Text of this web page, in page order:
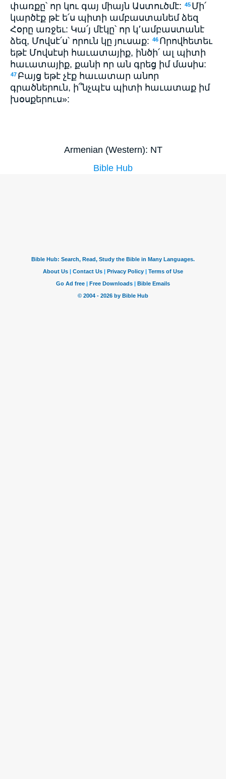
փառքը՝ որ կու գայ միայն Աստուծմէ: 45 Մի՛
կարծէք թէ ե՛ս պիտի ամբաստանեմ ձեզ
Հօրը առջեւ: Կա՛յ մէկը՝ որ կ՚ամբաստանէ
ձեզ, Մովսէ՛ս՝ որուն կը յուսաք: 46 Որովհետեւ
եթէ Մովսէսի հաւատայիք, ինծի՛ ալ պիտի
հաւատայիք, քանի որ ան գրեց իմ մասիս:
47 Բայց եթէ չէք հաւատար անոր
գրածներուն, ի՞նչպէս պիտի հաւատաք իմ
խօսքերուս»:
Armenian (Western): NT
Bible Hub